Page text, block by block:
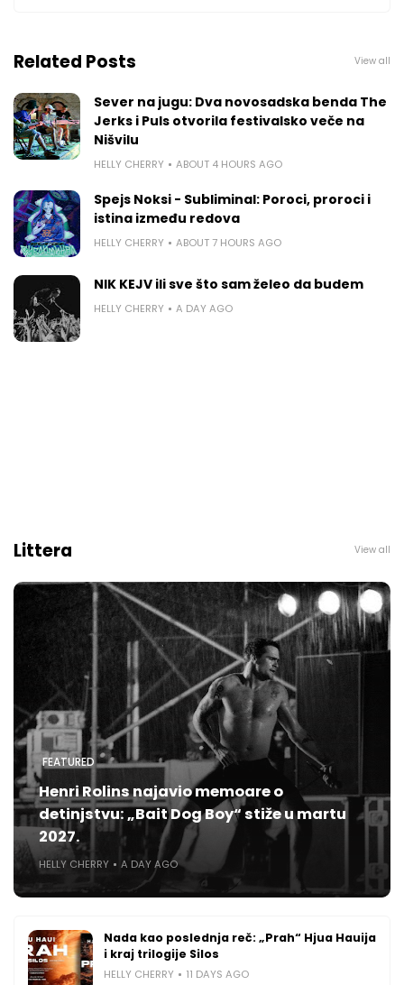
Related Posts View all
Sever na jugu: Dva novosadska benda The
Jerks i Puls otvorila festivalsko veče na
Nišvilu
HELLY CHERRY ABOUT 4 HOURS AGO
Spejs Noksi - Subliminal: Poroci, proroci i
istina između redova
HELLY CHERRY ABOUT 7 HOURS AGO
NIK KEJV ili sve što sam želeo da budem
HELLY CHERRY A DAY AGO
Littera View all
FEATURED
Henri Rolins najavio memoare o
detinjstvu: „Bait Dog Boy“ stiže u martu
2027.
HELLY CHERRY A DAY AGO
Nada kao poslednja reč: „Prah“ Hjua Hauija
i kraj trilogije Silos
HELLY CHERRY 11 DAYS AGO